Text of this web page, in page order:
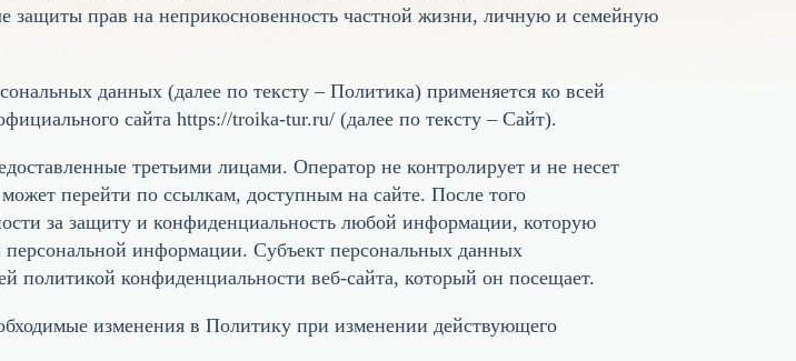
защиты прав на неприкосновенность частной жизни, личную и семейную
данных (далее по тексту – Политика) применяется ко всей
сайта https://troika-tur.ru/ (далее по тексту – Сайт).
третьими лицами. Оператор не контролирует и не несет
перейти по ссылкам, доступным на сайте. После того
за защиту и конфиденциальность любой информации, которую
персональной информации. Субъект персональных данных
политикой конфиденциальности веб-сайта, который он посещает.
изменения в Политику при изменении действующего